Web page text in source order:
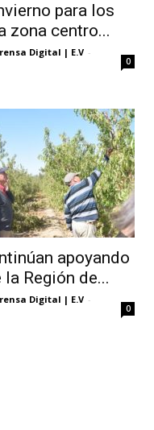
para los
zona centro...
Digital | E.V -
0
apoyando
Región de...
Digital | E.V -
0